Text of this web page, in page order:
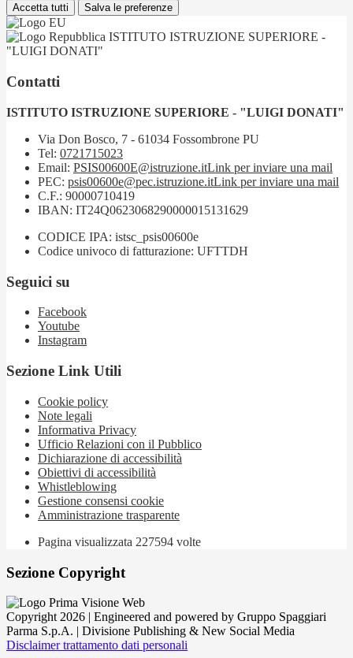
Accetta tutti Salva le preferenze
ISTITUTO ISTRUZIONE SUPERIORE -
"LUIGI DONATI"
Contatti
ISTITUTO ISTRUZIONE SUPERIORE - "LUIGI DONATI"
Via Don Bosco, 7 - 61034 Fossombrone PU
Tel: 0721715023
Email: PSIS00600E@istruzione.itLink per inviare una mail
PEC: psis00600e@pec.istruzione.itLink per inviare una mail
C.F.: 90000710419
IBAN: IT24Q0623068290000015131629
CODICE IPA: istsc_psis00600e
Codice univoco di fatturazione: UFTTDH
Seguici su
Facebook
Youtube
Instagram
Sezione Link Utili
Cookie policy
Note legali
Informativa Privacy
Ufficio Relazioni con il Pubblico
Dichiarazione di accessibilità
Obiettivi di accessibilità
Whistleblowing
Gestione consensi cookie
Amministrazione trasparente
Pagina visualizzata 227594 volte
Sezione Copyright
Copyright 2026 | Engineered and powered by Gruppo Spaggiari
Parma S.p.A. | Divisione Publishing & New Social Media
Disclaimer trattamento dati personali